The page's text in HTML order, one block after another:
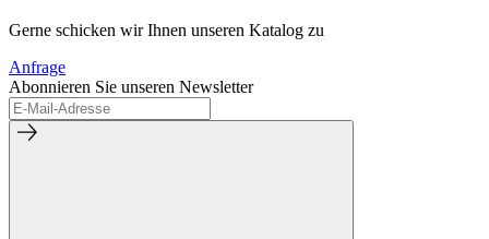
Gerne schicken wir Ihnen unseren Katalog zu
Anfrage
Abonnieren Sie unseren Newsletter